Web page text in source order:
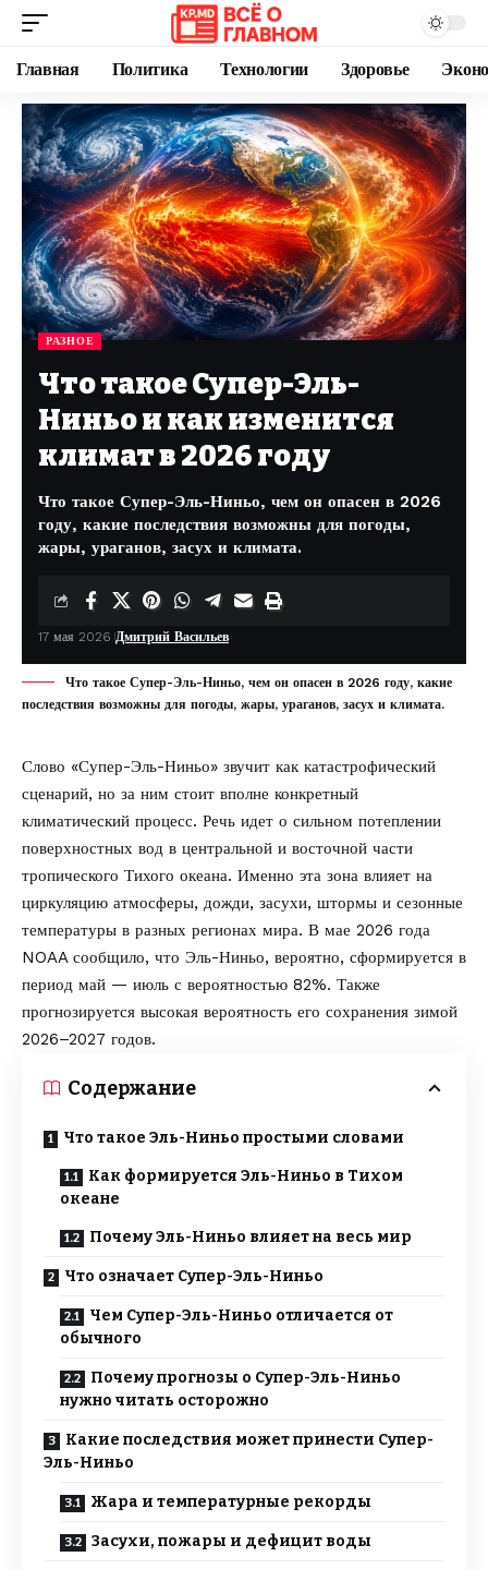
Главная Политика Технологии Здоровье
РАЗНОЕ
Что такое Супер-Эль-
Ниньо и как изменится
климат в 2026 году
Что такое Супер-Эль-Ниньо, чем он опасен в 2026
году, какие последствия возможны для погоды,
жары, ураганов, засух и климата.
17 мая 2026 Дмитрий Васильев
Что такое Супер-Эль-Ниньо, чем он опасен в 2026 году, какие
последствия возможны для погоды, жары, ураганов, засух и климата.
Слово «Супер-Эль-Ниньо» звучит как катастрофический
сценарий, но за ним стоит вполне конкретный
климатический процесс. Речь идет о сильном потеплении
поверхностных вод в центральной и восточной части
тропического Тихого океана. Именно эта зона влияет на
циркуляцию атмосферы, дожди, засухи, штормы и сезонные
температуры в разных регионах мира. В мае 2026 года
NOAA сообщило, что Эль-Ниньо, вероятно, сформируется в
период май — июль с вероятностью 82%. Также
прогнозируется высокая вероятность его сохранения зимой
2026–2027 годов.
Содержание
Что такое Эль-Ниньо простыми словами
Как формируется Эль-Ниньо в Тихом
океане
Почему Эль-Ниньо влияет на весь мир
Что означает Супер-Эль-Ниньо
Чем Супер-Эль-Ниньо отличается от
обычного
Почему прогнозы о Супер-Эль-Ниньо
нужно читать осторожно
Какие последствия может принести Супер-
Эль-Ниньо
Жара и температурные рекорды
Засухи, пожары и дефицит воды